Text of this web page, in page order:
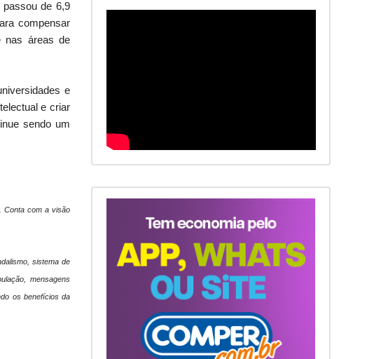
de 6,9
compensar
nas áreas de
e
e criar
sendo um
Conta com a visão
sistema de
mensagens
os benefícios da